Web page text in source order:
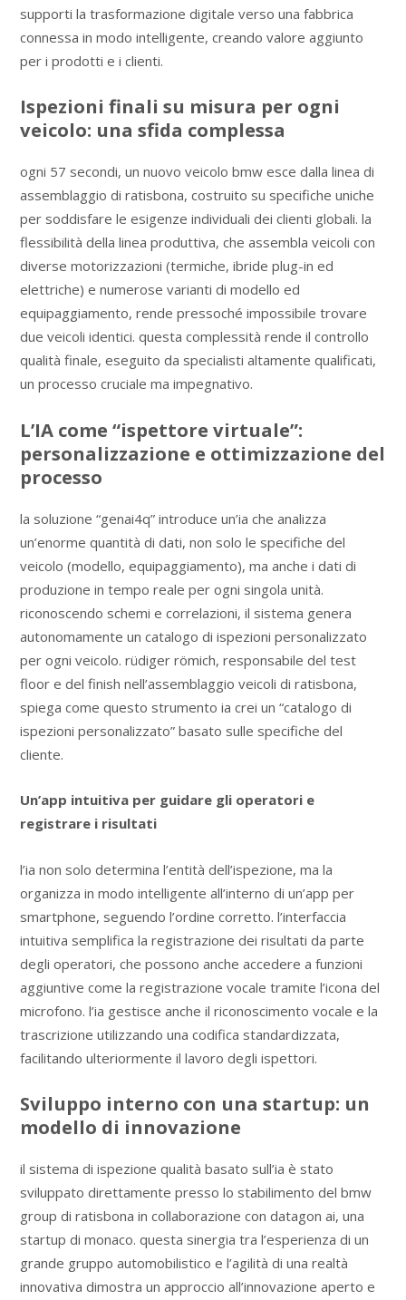
supporti la trasformazione digitale verso una fabbrica
connessa in modo intelligente, creando valore aggiunto
per i prodotti e i clienti.
Ispezioni finali su misura per ogni
veicolo: una sfida complessa
ogni 57 secondi, un nuovo veicolo bmw esce dalla linea di
assemblaggio di ratisbona, costruito su specifiche uniche
per soddisfare le esigenze individuali dei clienti globali. la
flessibilità della linea produttiva, che assembla veicoli con
diverse motorizzazioni (termiche, ibride plug-in ed
elettriche) e numerose varianti di modello ed
equipaggiamento, rende pressoché impossibile trovare
due veicoli identici. questa complessità rende il controllo
qualità finale, eseguito da specialisti altamente qualificati,
un processo cruciale ma impegnativo.
L’IA come “ispettore virtuale”:
personalizzazione e ottimizzazione del
processo
la soluzione “genai4q” introduce un’ia che analizza
un’enorme quantità di dati, non solo le specifiche del
veicolo (modello, equipaggiamento), ma anche i dati di
produzione in tempo reale per ogni singola unità.
riconoscendo schemi e correlazioni, il sistema genera
autonomamente un catalogo di ispezioni personalizzato
per ogni veicolo. rüdiger römich, responsabile del test
floor e del finish nell’assemblaggio veicoli di ratisbona,
spiega come questo strumento ia crei un “catalogo di
ispezioni personalizzato” basato sulle specifiche del
cliente.
Un’app intuitiva per guidare gli operatori e
registrare i risultati
l’ia non solo determina l’entità dell’ispezione, ma la
organizza in modo intelligente all’interno di un’app per
smartphone, seguendo l’ordine corretto. l’interfaccia
intuitiva semplifica la registrazione dei risultati da parte
degli operatori, che possono anche accedere a funzioni
aggiuntive come la registrazione vocale tramite l’icona del
microfono. l’ia gestisce anche il riconoscimento vocale e la
trascrizione utilizzando una codifica standardizzata,
facilitando ulteriormente il lavoro degli ispettori.
Sviluppo interno con una startup: un
modello di innovazione
il sistema di ispezione qualità basato sull’ia è stato
sviluppato direttamente presso lo stabilimento del bmw
group di ratisbona in collaborazione con datagon ai, una
startup di monaco. questa sinergia tra l’esperienza di un
grande gruppo automobilistico e l’agilità di una realtà
innovativa dimostra un approccio all’innovazione aperto e